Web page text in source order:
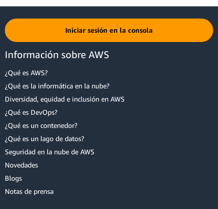
El siguiente ejemplo de script agrega un índice secundario global a
una tabla existente.
replicación varía en función del tamaño de la tabla.
Puede utilizar el script
para consultar el nuevo
índice. Ejecute el script en su terminal con el siguiente comando.
El comando ejecuta el siguiente script para recuperar todos los
libros en la tienda que pertenecen a la
Iniciar sesión en la consola
Información sobre AWS
¿Qué es AWS?
¿Qué es la informática en la nube?
Diversidad, equidad e inclusión en AWS
¿Qué es DevOps?
¿Qué es un contenedor?
¿Qué es un lago de datos?
Seguridad en la nube de AWS
Novedades
Blogs
Notas de prensa